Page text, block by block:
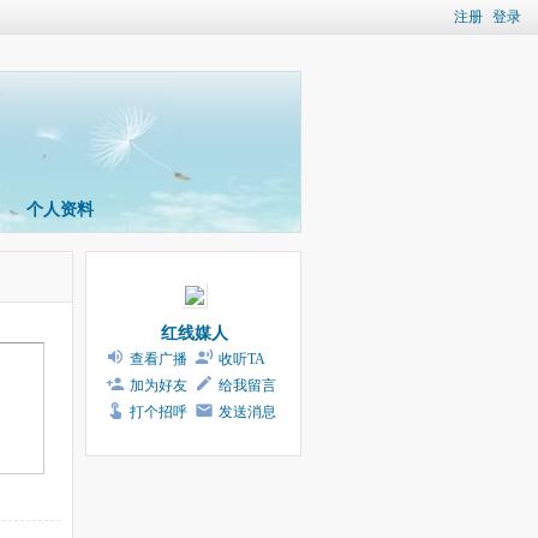
注册 登录
个人资料
红线媒人
查看广播
收听TA
加为好友
给我留言
打个招呼
发送消息